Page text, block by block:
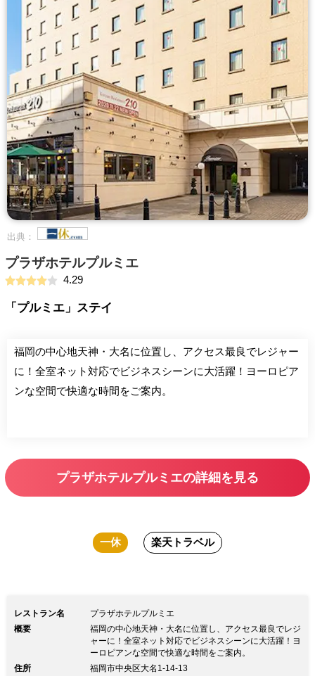
出典：
プラザホテルプルミエ
4.29
「プルミエ」ステイ
福岡の中心地天神・大名に位置し、アクセス最良でレジャー
に！全室ネット対応でビジネスシーンに大活躍！ヨーロピア
ンな空間で快適な時間をご案内。
プラザホテルプルミエの詳細を見る
一休 楽天トラベル
レストラン名
プラザホテルプルミエ
概要
福岡の中心地天神・大名に位置し、アクセス最良でレジ
ャーに！全室ネット対応でビジネスシーンに大活躍！ヨ
ーロピアンな空間で快適な時間をご案内。
住所
福岡市中央区大名1-14-13